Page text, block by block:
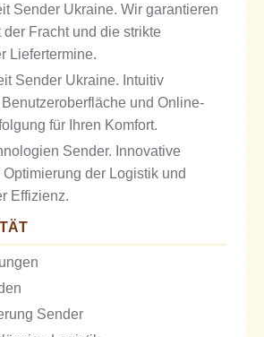
Sender Ukraine. Wir garantieren
Fracht und die strikte
Liefertermine.
Sender Ukraine. Intuitiv
und Online-
für Ihren Komfort.
Sender. Innovative
Optimierung der Logistik und
Effizienz.
Sender